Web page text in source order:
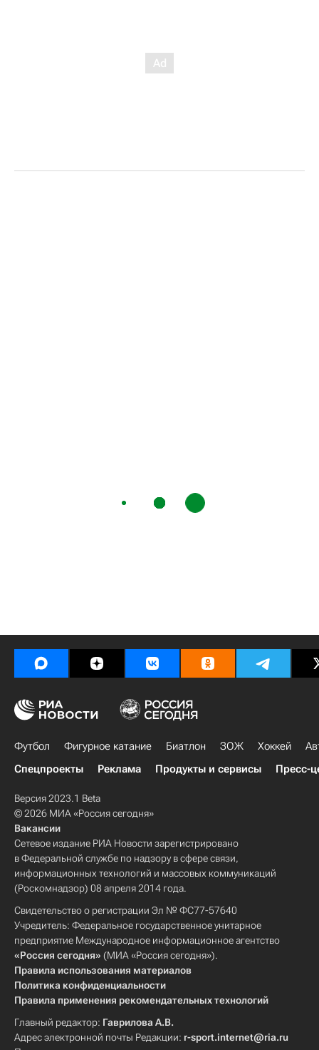
Футбол Фигурное катание Биатлон ЗОЖ Хоккей
Спецпроекты
Реклама Продукты и сервисы Пресс-
Версия 2023.1 Beta
© 2026 МИА «Россия сегодня»
Вакансии
Сетевое издание РИА Новости зарегистрировано
в Федеральной службе по надзору в сфере связи,
информационных технологий и массовых коммуникаций
(Роскомнадзор) 08 апреля 2014 года.
Свидетельство о регистрации Эл № ФС77-57640
Учредитель: Федеральное государственное унитарное
предприятие Международное информационное агентство
«Россия сегодня» (МИА «Россия сегодня»).
Правила использования материалов
Политика конфиденциальности
Правила применения рекомендательных технологий
Главный редактор: Гаврилова А.В.
Адрес электронной почты Редакции: r-sport.internet@ria.ru